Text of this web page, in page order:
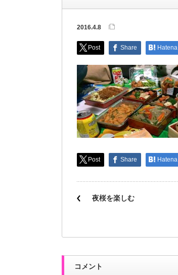
2016.4.8
Post Share Hatena
Post Share Hatena
夜桜を楽しむ
コメント